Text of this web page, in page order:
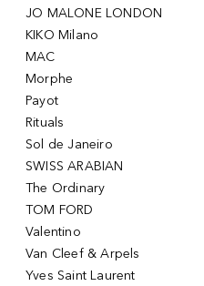
JO MALONE LONDON
KIKO Milano
MAC
Morphe
Payot
Rituals
Sol de Janeiro
SWISS ARABIAN
The Ordinary
TOM FORD
Valentino
Van Cleef & Arpels
Yves Saint Laurent